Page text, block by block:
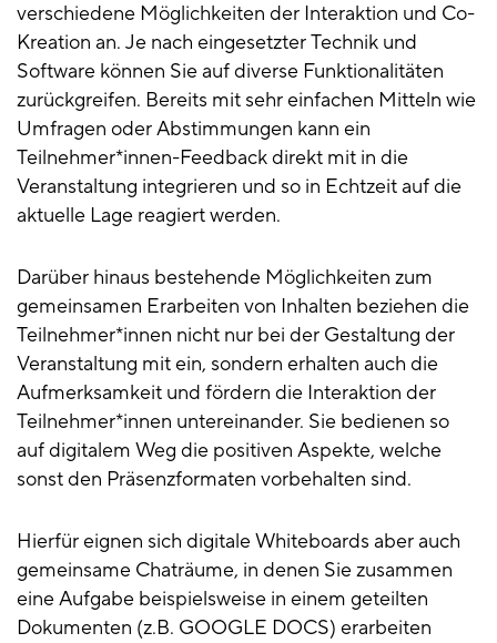
verschiedene Möglichkeiten der Interaktion und Co-
Kreation an. Je nach eingesetzter Technik und
Software können Sie auf diverse Funktionalitäten
zurückgreifen. Bereits mit sehr einfachen Mitteln wie
Umfragen oder Abstimmungen kann ein
Teilnehmer*innen-Feedback direkt mit in die
Veranstaltung integrieren und so in Echtzeit auf die
aktuelle Lage reagiert werden.
Darüber hinaus bestehende Möglichkeiten zum
gemeinsamen Erarbeiten von Inhalten beziehen die
Teilnehmer*innen nicht nur bei der Gestaltung der
Veranstaltung mit ein, sondern erhalten auch die
Aufmerksamkeit und fördern die Interaktion der
Teilnehmer*innen untereinander. Sie bedienen so
auf digitalem Weg die positiven Aspekte, welche
sonst den Präsenzformaten vorbehalten sind.
Hierfür eignen sich digitale Whiteboards aber auch
gemeinsame Chaträume, in denen Sie zusammen
eine Aufgabe beispielsweise in einem geteilten
Dokumenten (z.B. GOOGLE DOCS) erarbeiten